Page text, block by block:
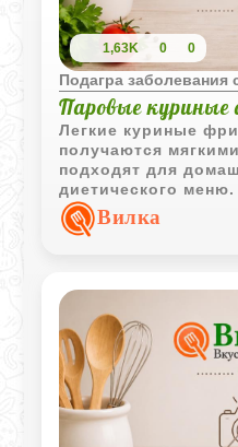
1,63K 0 0
Подагра заболевания
Паровые
Легкие куриные
получаются
подходят для
диетического
приготовление и
это блюдо удобным
Вилка